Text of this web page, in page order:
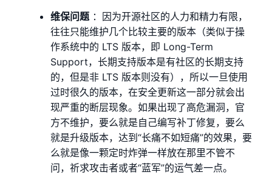
维保问题：因为开源社区的人力和精力有限，
往往只能维护几个比较主要的版本（类似于操
作系统中的 LTS 版本，即 Long-Term
Support，⻓期支持版本是有社区的⻓期支持
的，但是非 LTS 版本则没有），所以一旦使用
过时很久的版本，在安全更新这一部分就会出
现严重的断层现象。如果出现了高危漏洞，官
方不维护，要么就是自己编写补丁修复，要么
就是升级版本，达到“⻓痛不如短痛”的效果，要
么就是像一颗定时炸弹一样放在那里不管不
问，祈求攻击者或者“蓝军”的运气差一点。